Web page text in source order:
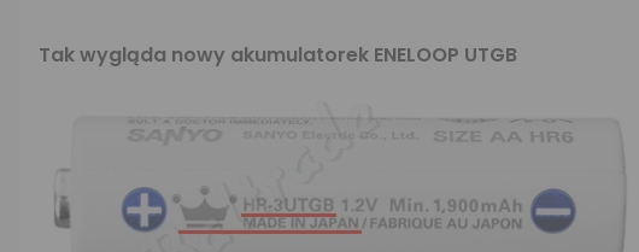
Tak wygląda nowy akumulatorek ENELOOP UTGB